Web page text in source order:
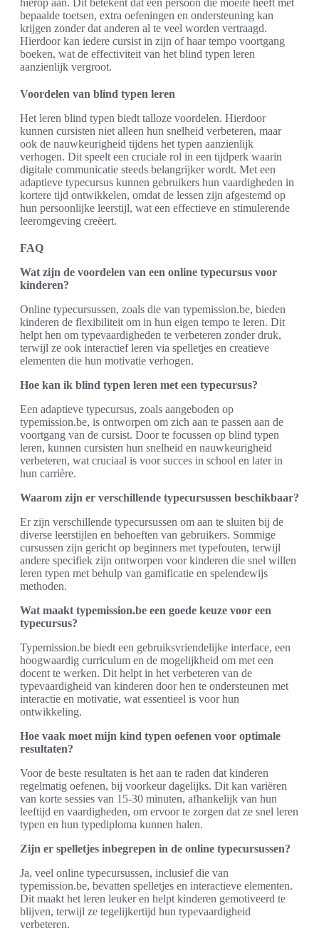
bepaalde toetsen, extra oefeningen en ondersteuning kan
krijgen zonder dat anderen al te veel worden vertraagd.
Hierdoor kan iedere cursist in zijn of haar tempo voortgang
boeken, wat de effectiviteit van het blind typen leren
aanzienlijk vergroot.
Voordelen van blind typen leren
Het leren blind typen biedt talloze voordelen. Hierdoor
kunnen cursisten niet alleen hun snelheid verbeteren, maar
ook de nauwkeurigheid tijdens het typen aanzienlijk
verhogen. Dit speelt een cruciale rol in een tijdperk waarin
digitale communicatie steeds belangrijker wordt. Met een
adaptieve typecursus kunnen gebruikers hun vaardigheden in
kortere tijd ontwikkelen, omdat de lessen zijn afgestemd op
hun persoonlijke leerstijl, wat een effectieve en stimulerende
leeromgeving creëert.
FAQ
Wat zijn de voordelen van een online typecursus voor
kinderen?
Online typecursussen, zoals die van typemission.be, bieden
kinderen de flexibiliteit om in hun eigen tempo te leren. Dit
helpt hen om typevaardigheden te verbeteren zonder druk,
terwijl ze ook interactief leren via spelletjes en creatieve
elementen die hun motivatie verhogen.
Hoe kan ik blind typen leren met een typecursus?
Een adaptieve typecursus, zoals aangeboden op
typemission.be, is ontworpen om zich aan te passen aan de
voortgang van de cursist. Door te focussen op blind typen
leren, kunnen cursisten hun snelheid en nauwkeurigheid
verbeteren, wat cruciaal is voor succes in school en later in
hun carrière.
Waarom zijn er verschillende typecursussen beschikbaar?
Er zijn verschillende typecursussen om aan te sluiten bij de
diverse leerstijlen en behoeften van gebruikers. Sommige
cursussen zijn gericht op beginners met typefouten, terwijl
andere specifiek zijn ontworpen voor kinderen die snel willen
leren typen met behulp van gamificatie en spelendewijs
methoden.
Wat maakt typemission.be een goede keuze voor een
typecursus?
Typemission.be biedt een gebruiksvriendelijke interface, een
hoogwaardig curriculum en de mogelijkheid om met een
docent te werken. Dit helpt in het verbeteren van de
typevaardigheid van kinderen door hen te ondersteunen met
interactie en motivatie, wat essentieel is voor hun
ontwikkeling.
Hoe vaak moet mijn kind typen oefenen voor optimale
resultaten?
Voor de beste resultaten is het aan te raden dat kinderen
regelmatig oefenen, bij voorkeur dagelijks. Dit kan variëren
van korte sessies van 15-30 minuten, afhankelijk van hun
leeftijd en vaardigheden, om ervoor te zorgen dat ze snel leren
typen en hun typediploma kunnen halen.
Zijn er spelletjes inbegrepen in de online typecursussen?
Ja, veel online typecursussen, inclusief die van
typemission.be, bevatten spelletjes en interactieve elementen.
Dit maakt het leren leuker en helpt kinderen gemotiveerd te
blijven, terwijl ze tegelijkertijd hun typevaardigheid
verbeteren.